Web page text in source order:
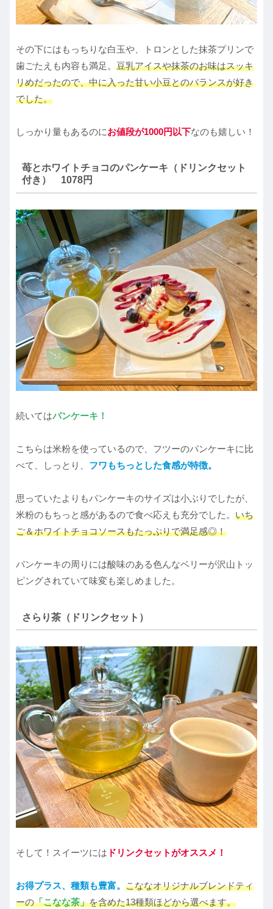
その下にはもっちりな白玉や、トロンとした抹茶プリンで
歯ごたえも内容も満足。 豆乳アイスや抹茶のお味はスッキ
リめだったので、中に入った甘い小豆とのバランスが好き
でした。
しっかり量もあるのにお値段が1000円以下なのも嬉しい！
苺とホワイトチョコのパンケーキ（ドリンクセット
付き） 1078円
続いてはパンケーキ！
こちらは米粉を使っているので、フツーのパンケーキに比
べて、しっとり、 フワもちっとした食感が特徴。
思っていたよりもパンケーキのサイズは小ぶりでしたが、
米粉のもちっと感があるので食べ応えも充分でした。 いち
ご＆ホワイトチョコソースもたっぷりで満足感◎！
パンケーキの周りには酸味のある色んなベリーが沢山トッ
ピングされていて味変も楽しめました。
さらり茶（ドリンクセット）
そして！スイーツには ドリンクセットがオススメ！
お得プラス、種類も豊富。 こななオリジナルブレンドティ
ーの「こなな茶」を含めた13種類ほどから選べます。